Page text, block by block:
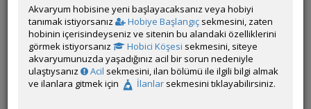
Üyenin Mesaj ve İlanlarını Gör
Üyenin Açtığı Konuları Gör
Üyenin ÖM Engelini Kaldır
Akvaryum hobisine yeni başlayacaksanız veya hobiyi
tanımak istiyorsanız
Hobiye Başlangıç sekmesini, zaten
hobinin içerisindeyseniz ve sitenin bu alandaki özelliklerini
görmek istiyorsanız
Hobici Köşesi sekmesini, siteye
akvaryumunuzda yaşadığınız acil bir sorun nedeniyle
ulaştıysanız
Acil sekmesini, ilan bölümü ile ilgili bilgi almak
ve ilanlara gitmek için
İlanlar sekmesini tıklayabilirsiniz.